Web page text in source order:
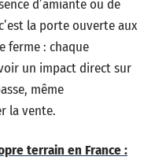
d’amiante ou de
la porte ouverte aux
ferme : chaque
un impact direct sur
même
la vente.
terrain en France :